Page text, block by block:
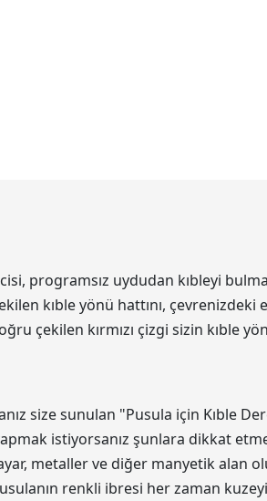
programsız uydudan kıbleyi
kıble yönü hattını,
çekilen kırmızı çizgi sizin kıble
size sunulan "Pusula için Kıble
istiyorsanız şunlara dikkat
metaller ve diğer manyetik alan
renkli ibresi her zaman